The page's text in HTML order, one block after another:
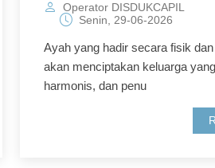
Operator DISDUKCAPIL
Senin, 29-06-2026
Ayah yang hadir secara fisik
akan menciptakan keluarga
harmonis, dan penu